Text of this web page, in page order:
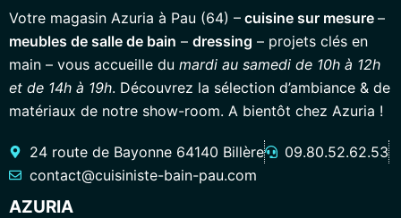
Votre magasin Azuria à Pau (64) – cuisine sur mesure –
meubles de salle de bain – dressing – projets clés en
main – vous accueille du mardi au samedi de 10h à 12h
et de 14h à 19h. Découvrez la sélection d’ambiance & de
matériaux de notre show-room. A bientôt chez Azuria !
24 route de Bayonne 64140 Billère
09.80.52.62.53
contact@cuisiniste-bain-pau.com
AZURIA